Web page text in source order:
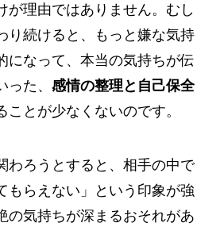
が理由ではありません。むし
り続けると、もっと嫌な気持
になって、本当の気持ちが伝
た、 感情の整理と自己保全
ことが少なくないのです。
わろうとすると、相手の中で
もらえない」という印象が強
の気持ちが深まるおそれがあ